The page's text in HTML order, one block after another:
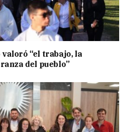
valoró “el trabajo, la
del pueblo”